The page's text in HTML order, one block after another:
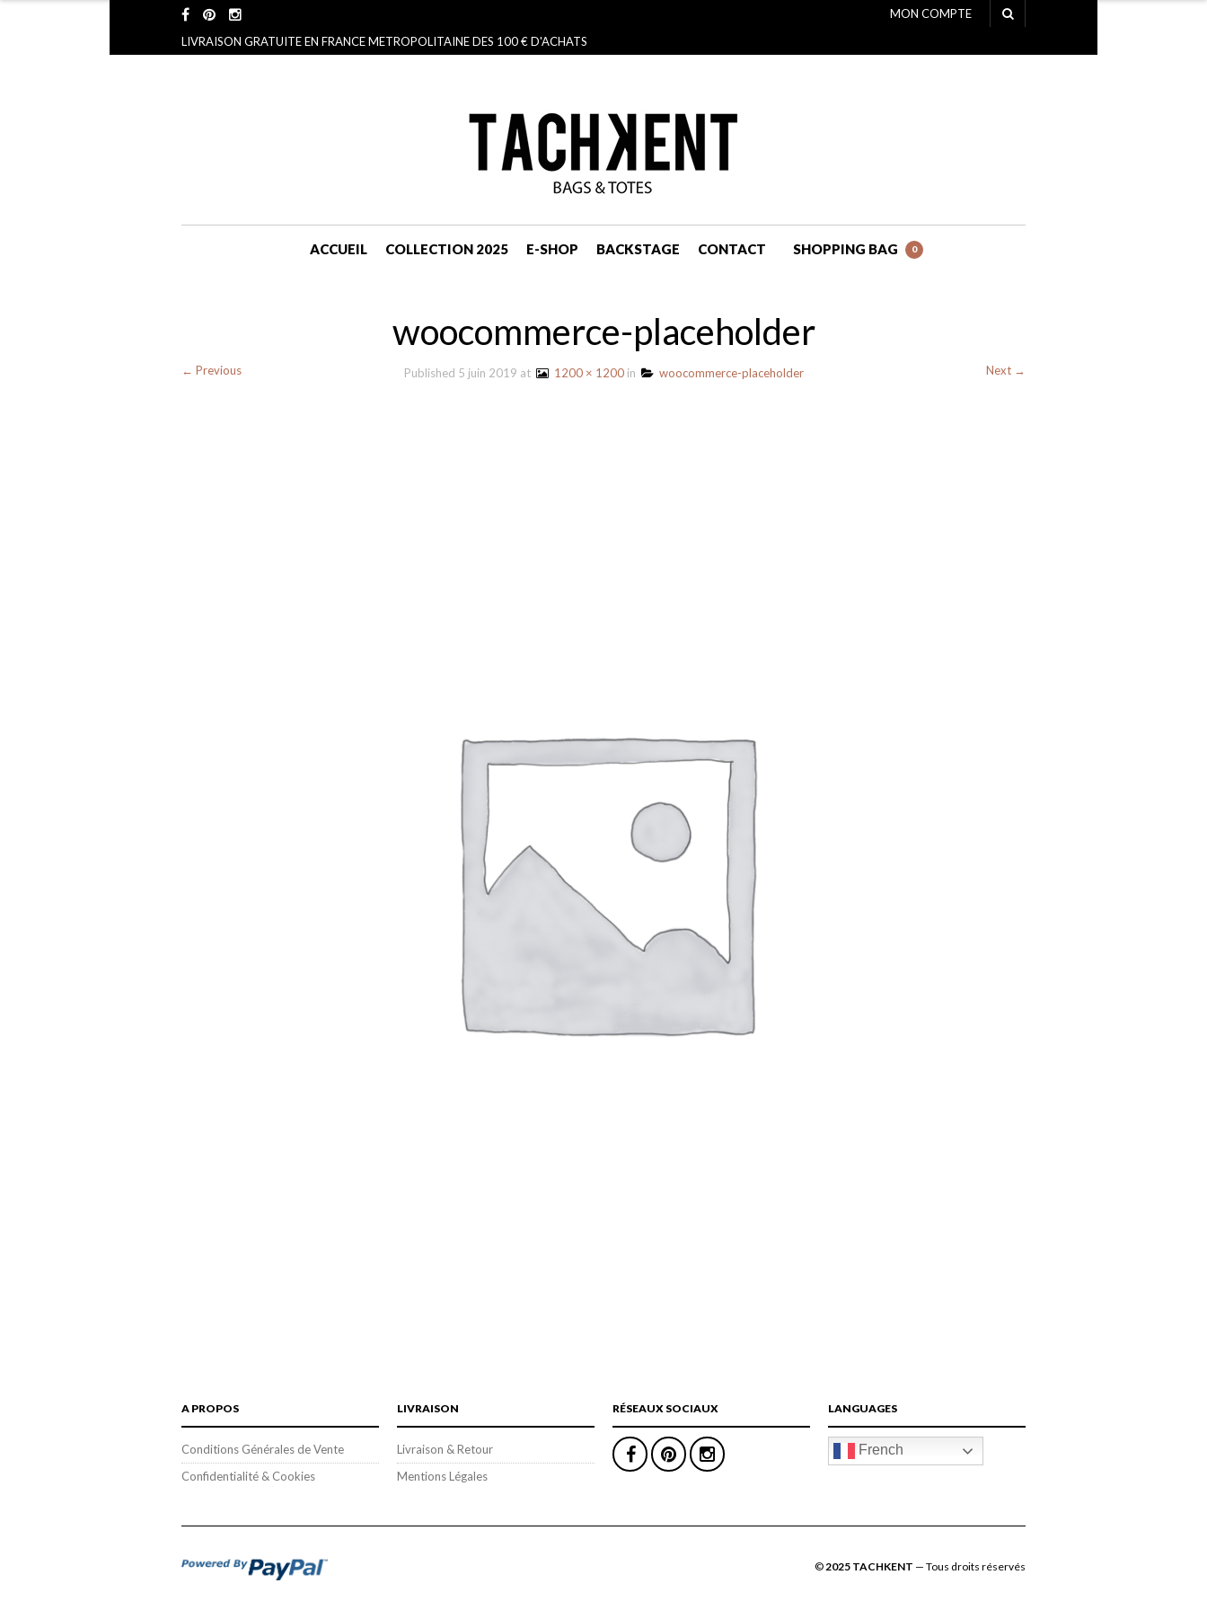
LIVRAISON GRATUITE EN FRANCE METROPOLITAINE DES 100 € D'ACHATS
MON COMPTE
ACCUEIL COLLECTION 2025 E-SHOP BACKSTAGE CONTACT SHOPPING BAG 0
woocommerce-placeholder
Published 5 juin 2019 at 1200 × 1200in woocommerce-placeholder
← Previous Next →
A PROPOS
Conditions Générales de Vente
Confidentialité & Cookies
LIVRAISON
Livraison & Retour
Mentions Légales
RÉSEAUX SOCIAUX LANGUAGES
French
©2025 TACHKENT — Tous droits réservés
NAVIGATION